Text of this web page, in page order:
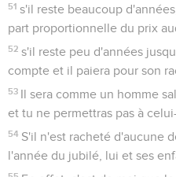
51 s'il reste beaucoup
part proportionnelle du prix
52 s'il reste peu d'années
compte et il paiera pour son
53
Il sera comme un homme
et tu ne permettras pas à
54 S'il n'est racheté d'aucune
l'année du jubilé, lui et ses